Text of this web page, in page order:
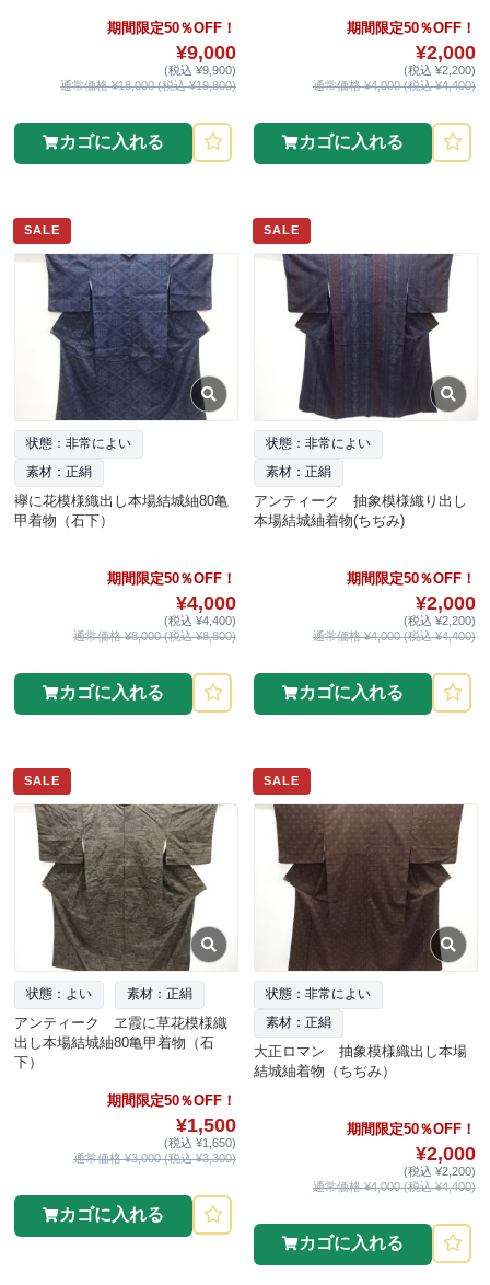
期間限定50％OFF！
¥9,000
(税込 ¥9,900)
通常価格 ¥18,000 (税込 ¥19,800)
カゴに入れる
期間限定50％OFF！
¥2,000
(税込 ¥2,200)
通常価格 ¥4,000 (税込 ¥4,400)
カゴに入れる
SALE
状態：非常によい
素材：正絹
襷に花模様織出し本場結城紬80亀
甲着物（石下）
期間限定50％OFF！
¥4,000
(税込 ¥4,400)
通常価格 ¥8,000 (税込 ¥8,800)
カゴに入れる
SALE
状態：非常によい
素材：正絹
アンティーク 抽象模様織り出し
本場結城紬着物(ちぢみ)
期間限定50％OFF！
¥2,000
(税込 ¥2,200)
通常価格 ¥4,000 (税込 ¥4,400)
カゴに入れる
SALE
状態：よい 素材：正絹
アンティーク ヱ霞に草花模様織
出し本場結城紬80亀甲着物（石
下）
期間限定50％OFF！
¥1,500
(税込 ¥1,650)
通常価格 ¥3,000 (税込 ¥3,300)
カゴに入れる
SALE
状態：非常によい
素材：正絹
大正ロマン 抽象模様織出し本場
結城紬着物（ちぢみ）
期間限定50％OFF！
¥2,000
(税込 ¥2,200)
通常価格 ¥4,000 (税込 ¥4,400)
カゴに入れる